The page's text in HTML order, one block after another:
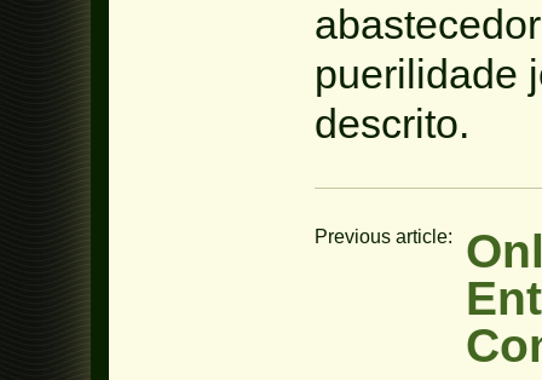
puerilidade
descrito.
Previous article: